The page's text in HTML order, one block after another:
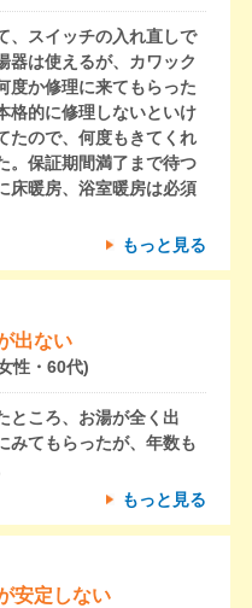
、スイッチの入れ直しで
器は使えるが、カワック
度か修理に来てもらった
格的に修理しないといけ
たので、何度もきてくれ
。保証期間満了まで待つ
床暖房、浴室暖房は必須
もっと見る
出ない
性・60代)
ところ、お湯が全く出
みてもらったが、年数も
もっと見る
安定しない